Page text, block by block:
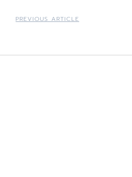
PREVIOUS ARTICLE